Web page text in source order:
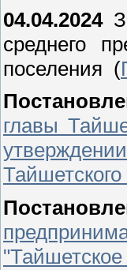
04.04.2024
среднего
поселения (
главы
"Тайшетское